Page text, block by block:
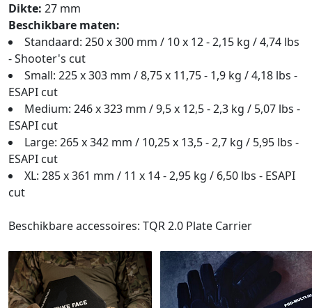
Dikte: 27 mm
Beschikbare maten:
Standaard: 250 x 300 mm / 10 x 12 - 2,15 kg / 4,74 lbs
- Shooter's cut
Small: 225 x 303 mm / 8,75 x 11,75 - 1,9 kg / 4,18 lbs -
ESAPI cut
Medium: 246 x 323 mm / 9,5 x 12,5 - 2,3 kg / 5,07 lbs -
ESAPI cut
Large: 265 x 342 mm / 10,25 x 13,5 - 2,7 kg / 5,95 lbs -
ESAPI cut
XL: 285 x 361 mm / 11 x 14 - 2,95 kg / 6,50 lbs - ESAPI
cut
Beschikbare accessoires: TQR 2.0 Plate Carrier